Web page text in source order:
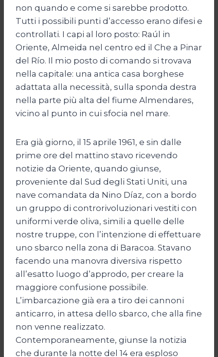
non quando e come si sarebbe prodotto.
Tutti i possibili punti d’accesso erano difesi e
controllati. I capi al loro posto: Raúl in
Oriente, Almeida nel centro ed il Che a Pinar
del Río. Il mio posto di comando si trovava
nella capitale: una antica casa borghese
adattata alla necessità, sulla sponda destra
nella parte più alta del fiume Almendares,
vicino al punto in cui sfocia nel mare.
Era già giorno, il 15 aprile 1961, e sin dalle
prime ore del mattino stavo ricevendo
notizie da Oriente, quando giunse,
proveniente dal Sud degli Stati Uniti, una
nave comandata da Nino Díaz, con a bordo
un gruppo di controrivoluzionari vestiti con
uniformi verde oliva, simili a quelle delle
nostre truppe, con l’intenzione di effettuare
uno sbarco nella zona di Baracoa. Stavano
facendo una manovra diversiva rispetto
all’esatto luogo d’approdo, per creare la
maggiore confusione possibile.
L’imbarcazione già era a tiro dei cannoni
anticarro, in attesa dello sbarco, che alla fine
non venne realizzato.
Contemporaneamente, giunse la notizia
che durante la notte del 14 era esploso